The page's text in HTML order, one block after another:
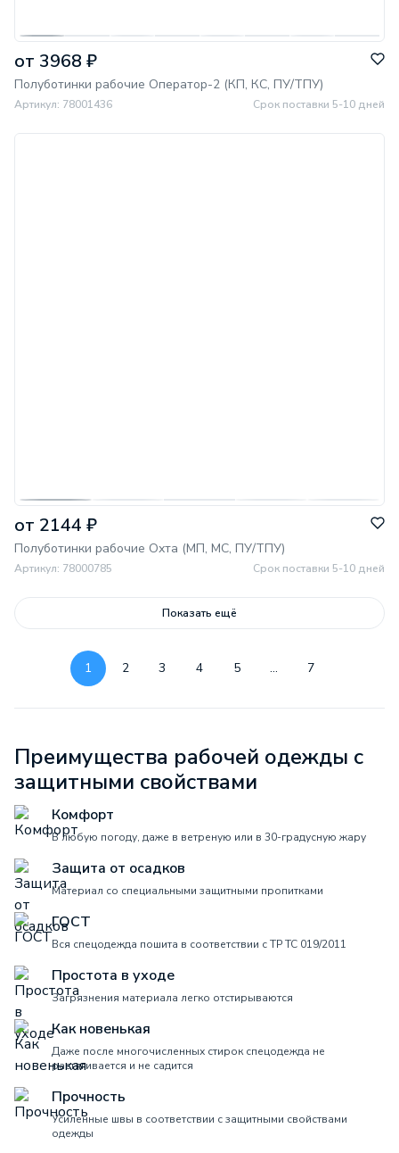
от 3968 ₽
Полуботинки рабочие Оператор-2 (КП, КС, ПУ/ТПУ)
Артикул: 78001436 Срок поставки 5-10 дней
от 2144 ₽
Полуботинки рабочие Охта (МП, МС, ПУ/ТПУ)
Артикул: 78000785 Срок поставки 5-10 дней
Показать ещё
1 2 3 4 5 ... 7
Преимущества рабочей одежды с
защитными свойствами
Комфорт
В любую погоду, даже в ветреную или в 30-градусную жару
Защита от осадков
Материал со специальными защитными пропитками
ГОСТ
Вся спецодежда пошита в соответствии с ТР ТС 019/2011
Простота в уходе
Загрязнения материала легко отстирываются
Как новенькая
Даже после многочисленных стирок спецодежда не
растягивается и не садится
Прочность
Усиленные швы в соответствии с защитными свойствами
одежды